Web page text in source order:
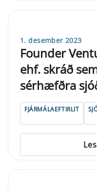
1. desember 2023
Founder
ehf. skráð
sérhæfðra
FJÁRMÁLAEFTIRLIT